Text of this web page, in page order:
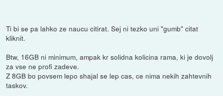
Ti bi se pa lahko ze naucu citirat. Sej ni tezko uni "gumb" citat
kliknit.
Btw, 16GB ni minimum, ampak kr solidna kolicina rama, ki je dovolj
za vse ne profi zadeve.
Z 8GB bo povsem lepo shajal se lep cas, ce nima nekih zahtevnih
taskov.